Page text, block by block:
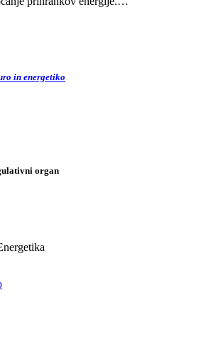
in energetiko
organ